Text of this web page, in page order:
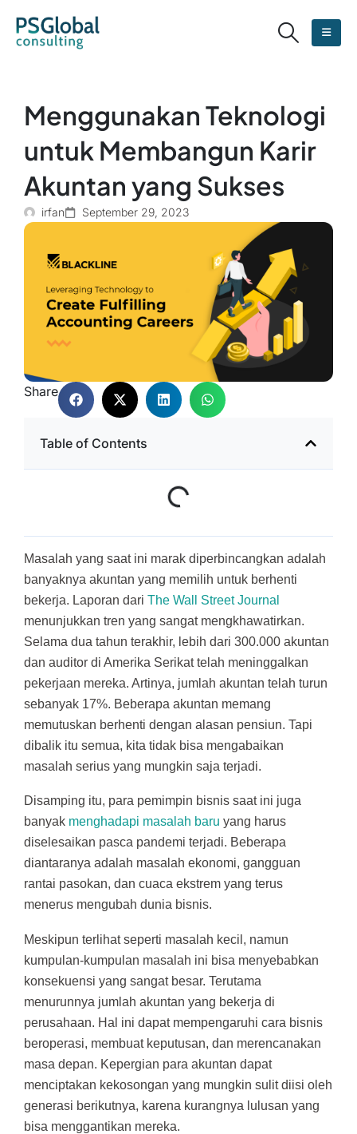
Menggunakan Teknologi
untuk Membangun Karir
Akuntan yang Sukses
irfan September 29, 2023
Share
Table of Contents
Masalah yang saat ini marak diperbincangkan adalah
banyaknya akuntan yang memilih untuk berhenti
bekerja. Laporan dari The Wall Street Journal
menunjukkan tren yang sangat mengkhawatirkan.
Selama dua tahun terakhir, lebih dari 300.000 akuntan
dan auditor di Amerika Serikat telah meninggalkan
pekerjaan mereka. Artinya, jumlah akuntan telah turun
sebanyak 17%. Beberapa akuntan memang
memutuskan berhenti dengan alasan pensiun. Tapi
dibalik itu semua, kita tidak bisa mengabaikan
masalah serius yang mungkin saja terjadi.
Disamping itu, para pemimpin bisnis saat ini juga
banyak menghadapi masalah baru yang harus
diselesaikan pasca pandemi terjadi. Beberapa
diantaranya adalah masalah ekonomi, gangguan
rantai pasokan, dan cuaca ekstrem yang terus
menerus mengubah dunia bisnis.
Meskipun terlihat seperti masalah kecil, namun
kumpulan-kumpulan masalah ini bisa menyebabkan
konsekuensi yang sangat besar. Terutama
menurunnya jumlah akuntan yang bekerja di
perusahaan. Hal ini dapat mempengaruhi cara bisnis
beroperasi, membuat keputusan, dan merencanakan
masa depan. Kepergian para akuntan dapat
menciptakan kekosongan yang mungkin sulit diisi oleh
generasi berikutnya, karena kurangnya lulusan yang
bisa menggantikan mereka.